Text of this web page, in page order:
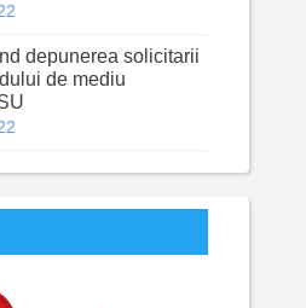
depunerea solicitarii
de mediu